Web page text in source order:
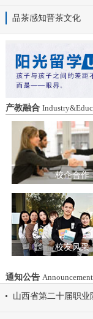
品茶感知晋茶文化
产教融合
校企合作
校友风采
通知公告
山西省第二十届职业院校技